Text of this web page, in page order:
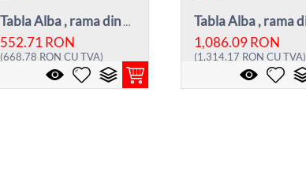
Tabla Alba , rama din aluminiu, 90 x 120 ...
552.71 RON
(668.78 RON CU TVA)
1,086.09RON
(1,314.17 RON CU TVA)